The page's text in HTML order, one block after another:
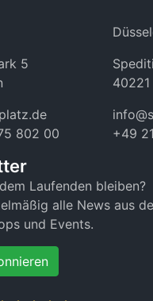
5
802 00
+49
Laufenden bleiben?
alle News aus
und Events.